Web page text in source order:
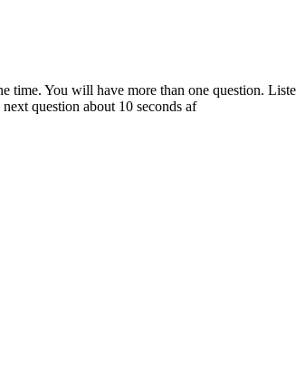
You will have more than one question.
question about 10 seconds af